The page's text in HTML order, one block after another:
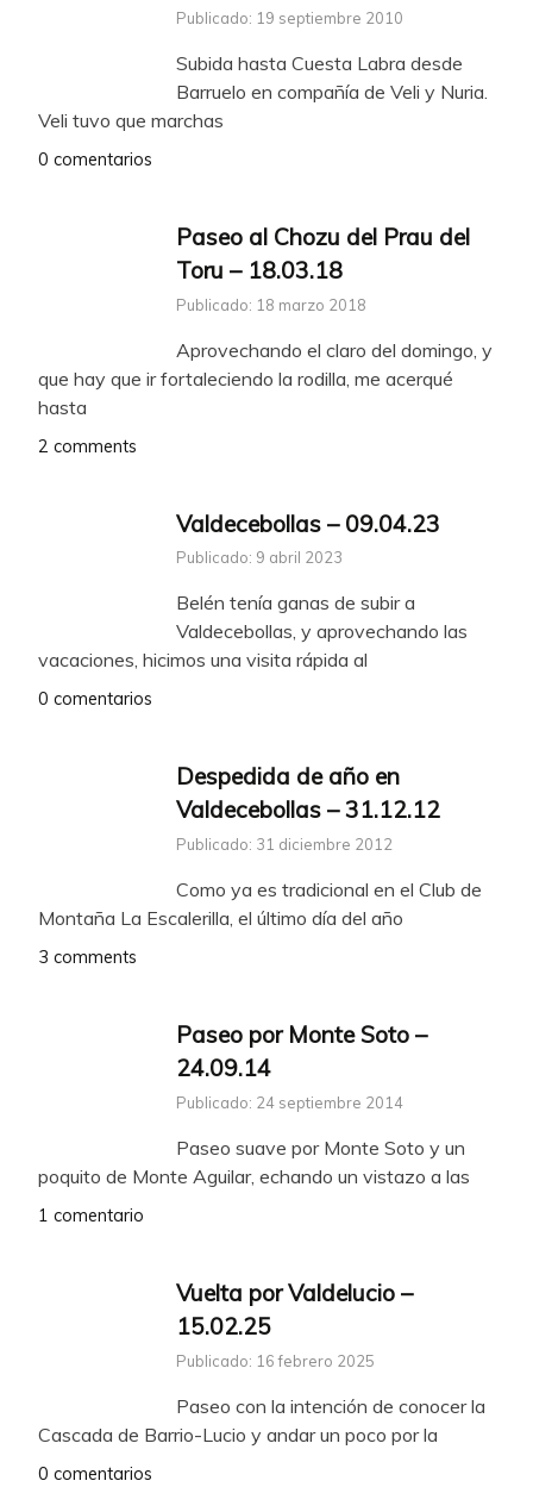
Publicado: 19 septiembre 2010
Subida hasta Cuesta Labra desde
Barruelo en compañía de Veli y Nuria.
Veli tuvo que marchas
0 comentarios
Paseo al Chozu del Prau del
Toru – 18.03.18
Publicado: 18 marzo 2018
Aprovechando el claro del domingo, y
que hay que ir fortaleciendo la rodilla, me acerqué
hasta
2 comments
Valdecebollas – 09.04.23
Publicado: 9 abril 2023
Belén tenía ganas de subir a
Valdecebollas, y aprovechando las
vacaciones, hicimos una visita rápida al
0 comentarios
Despedida de año en
Valdecebollas – 31.12.12
Publicado: 31 diciembre 2012
Como ya es tradicional en el Club de
Montaña La Escalerilla, el último día del año
3 comments
Paseo por Monte Soto –
24.09.14
Publicado: 24 septiembre 2014
Paseo suave por Monte Soto y un
poquito de Monte Aguilar, echando un vistazo a las
1 comentario
Vuelta por Valdelucio –
15.02.25
Publicado: 16 febrero 2025
Paseo con la intención de conocer la
Cascada de Barrio-Lucio y andar un poco por la
0 comentarios